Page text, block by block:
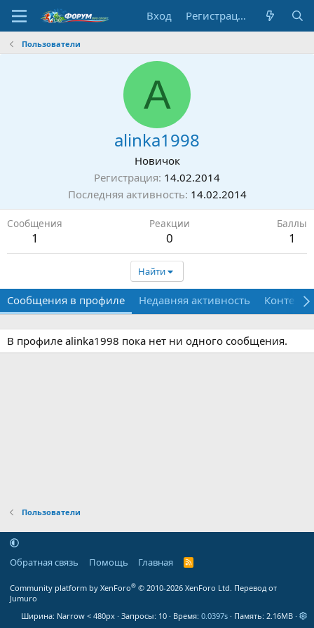
Вход Регистрация
Пользователи
A
alinka1998
Новичок
Регистрация 14.02.2014
Последняя активность 14.02.2014
Сообщения
1
Реакции
0
Баллы
1
Найти
Сообщения в профиле Недавняя активность Контент
В профиле alinka1998 пока нет ни одного сообщения.
Пользователи
Обратная связь Помощь Главная
R
Community platform by XenForo® © 2010-2026 XenForo Ltd. Перевод от
Jumuro
Ширина
Запросы 10 Время 0.0397s Память 2.16MB